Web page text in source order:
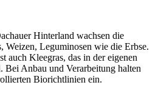
Hinterland wachsen die
Weizen, Leguminosen wie die Erbse.
auch Kleegras, das in der eigenen
Bei Anbau und Verarbeitung halten
Biorichtlinien ein.